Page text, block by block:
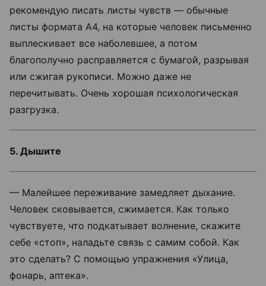
рекомендую писать листы чувств — обычные
листы формата А4, на которые человек письменно
выплескивает все наболевшее, а потом
благополучно расправляется с бумагой, разрывая
или сжигая рукописи. Можно даже не
перечитывать. Очень хорошая психологическая
разгрузка.
5. Дышите
— Малейшее переживание замедляет дыхание.
Человек сковывается, сжимается. Как только
чувствуете, что подкатывает волнение, скажите
себе «стоп», наладьте связь с самим собой. Как
это сделать? С помощью упражнения «Улица,
фонарь, аптека».